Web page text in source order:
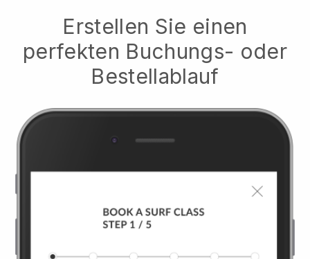
Erstellen Sie einen
perfekten Buchungs- oder
Bestellablauf